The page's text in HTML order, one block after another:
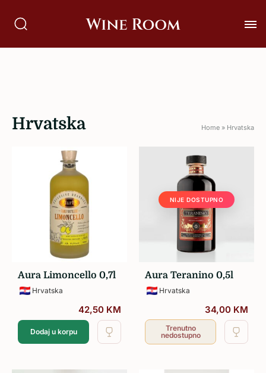
Hrvatska Home » Hrvatska
Aura Limoncello 0,7l
Hrvatska
42,50 KM
Dodaj u korpu
NIJE DOSTUPNO
Aura Teranino 0,5l
Hrvatska
34,00 KM
Trenutno
nedostupno